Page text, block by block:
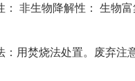
： 非生物降解性： 生物
：用焚烧法处置。废弃注